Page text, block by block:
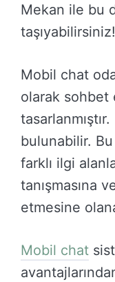
Mekan ile bu
taşıyabilirsiniz!
Mobil chat
olarak sohbet
bulunabilir. Bu
farklı ilgi
tanışmasına
etmesine
Mobil chat